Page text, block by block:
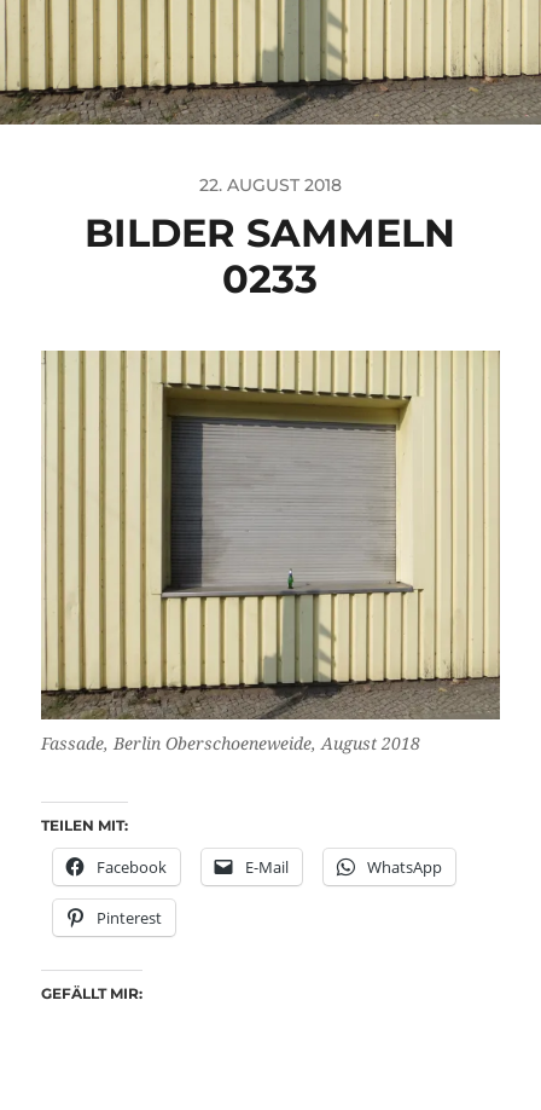
22. AUGUST 2018
BILDER SAMMELN
0233
Fassade, Berlin Oberschoeneweide, August 2018
TEILEN MIT:
Facebook E-Mail WhatsApp
Pinterest
GEFÄLLT MIR: